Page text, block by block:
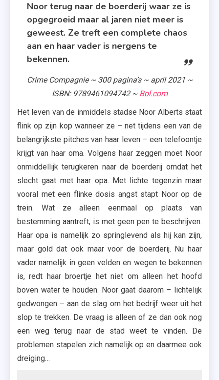
Exemplaar
Thriller
Noor terug naar de boerderij waar ze is
opgegroeid maar al jaren niet meer is
geweest. Ze treft een complete chaos
aan en haar vader is nergens te
bekennen.
Crime Compagnie ~ 300 pagina’s ~ april 2021 ~
ISBN: 9789461094742 ~ Bol.com
Het leven van de inmiddels stadse Noor Alberts staat
flink op zijn kop wanneer ze – net tijdens een van de
belangrijkste pitches van haar leven – een telefoontje
krijgt van haar oma. Volgens haar zeggen moet Noor
onmiddellijk terugkeren naar de boerderij omdat het
slecht gaat met haar opa. Met lichte tegenzin maar
vooral met een flinke dosis angst stapt Noor op de
trein. Wat ze alleen eenmaal op plaats van
bestemming aantreft, is met geen pen te beschrijven.
Haar opa is namelijk zo springlevend als hij kan zijn,
maar gold dat ook maar voor de boerderij. Nu haar
vader namelijk in geen velden en wegen te bekennen
is, redt haar broertje het niet om alleen het hoofd
boven water te houden. Noor gaat daarom – lichtelijk
gedwongen – aan de slag om het bedrijf weer uit het
slop te trekken. De vraag is alleen of ze dan ook nog
een weg terug naar de stad weet te vinden. De
problemen stapelen zich namelijk op en daarmee ook
dreiging…